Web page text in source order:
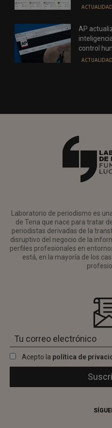
ACTUALIDAD
AP
control
ACTUALIDAD
Laboratorio de periodismo es
de Tena que nace para tratar
periodistas derivadas de la
disruptivo del negocio de la
perfiles profesionales en
está, en la mayoría de los
Acepto la política de